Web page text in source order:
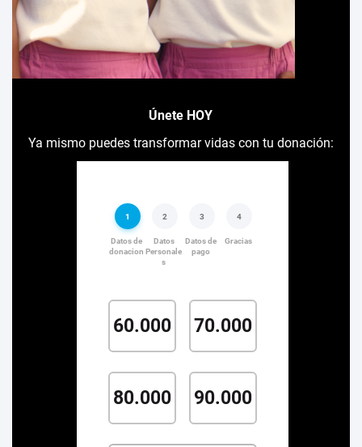
Únete HOY
Ya mismo puedes transformar vidas con tu donación: